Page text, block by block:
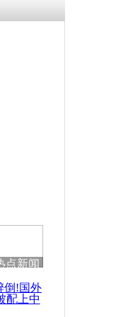
点新闻
倒!国外
配上中